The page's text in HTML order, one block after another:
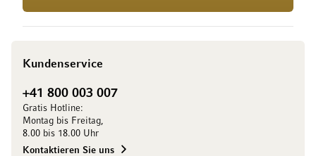
Kundenservice
+41 800 003 007
Gratis Hotline:
Montag bis Freitag,
8.00 bis 18.00 Uhr
Kontaktieren Sie uns